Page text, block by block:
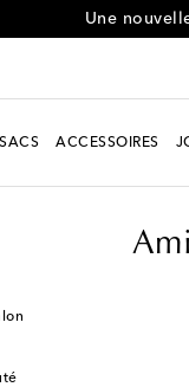
Une
SACS ACCESSOIRES